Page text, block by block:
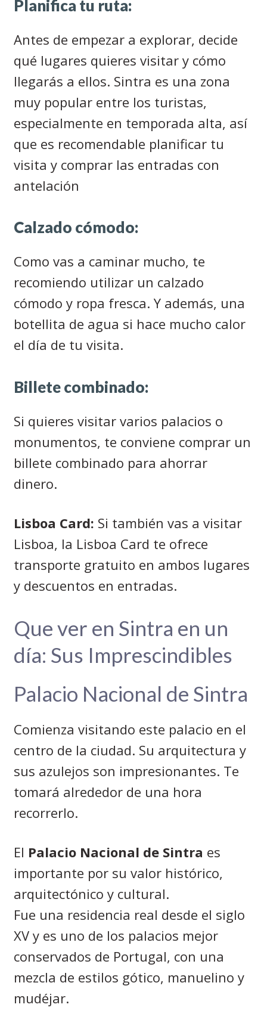
Planifica tu ruta:
Antes de empezar a explorar, decide
qué lugares quieres visitar y cómo
llegarás a ellos. Sintra es una zona
muy popular entre los turistas,
especialmente en temporada alta, así
que es recomendable planificar tu
visita y comprar las entradas con
antelación
Calzado cómodo:
Como vas a caminar mucho, te
recomiendo utilizar un calzado
cómodo y ropa fresca. Y además, una
botellita de agua si hace mucho calor
el día de tu visita.
Billete combinado:
Si quieres visitar varios palacios o
monumentos, te conviene comprar un
billete combinado para ahorrar
dinero.
Lisboa Card: Si también vas a visitar
Lisboa, la Lisboa Card te ofrece
transporte gratuito en ambos lugares
y descuentos en entradas.
Que ver en Sintra en un
día: Sus Imprescindibles
Palacio Nacional de Sintra
Comienza visitando este palacio en el
centro de la ciudad. Su arquitectura y
sus azulejos son impresionantes. Te
tomará alrededor de una hora
recorrerlo.
El Palacio Nacional de Sintra es
importante por su valor histórico,
arquitectónico y cultural.
Fue una residencia real desde el siglo
XV y es uno de los palacios mejor
conservados de Portugal, con una
mezcla de estilos gótico, manuelino y
mudéjar.